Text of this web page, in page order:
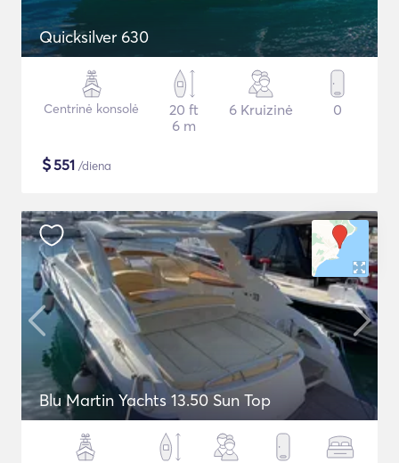
Quicksilver 630
Centrinė konsolė
20 ft
6 m
6 Kruizinė 0
$551 /diena
Blu Martin Yachts 13.50 Sun Top